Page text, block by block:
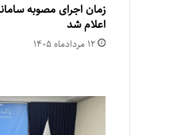
زمان اجرای مصوبه
اعلام شد
۱۲ مرداد‌ماه ۱۴۰۵